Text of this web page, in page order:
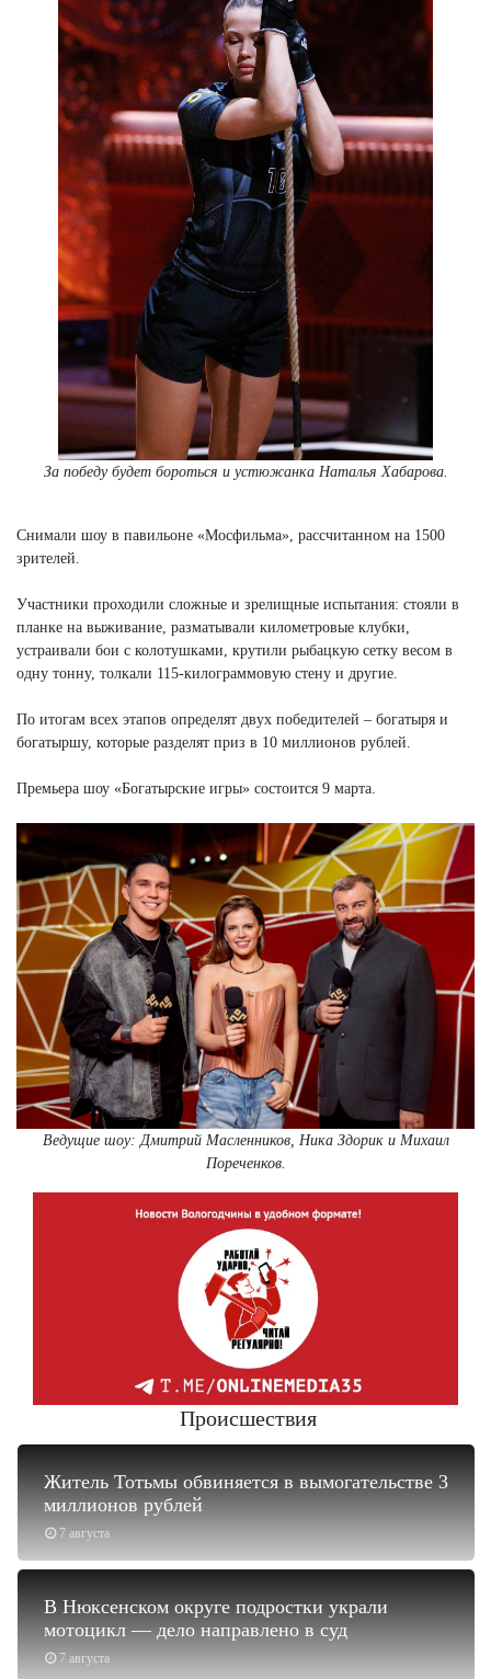
За победу будет бороться и устюжанка Наталья Хабарова.
Снимали шоу в павильоне «Мосфильма», рассчитанном на 1500
зрителей.
Участники проходили сложные и зрелищные испытания: стояли в
планке на выживание, разматывали километровые клубки,
устраивали бои с колотушками, крутили рыбацкую сетку весом в
одну тонну, толкали 115-килограммовую стену и другие.
По итогам всех этапов определят двух победителей – богатыря и
богатыршу, которые разделят приз в 10 миллионов рублей.
Премьера шоу «Богатырские игры» состоится 9 марта.
Ведущие шоу: Дмитрий Масленников, Ника Здорик и Михаил
Пореченков.
Происшествия
7 августа
Житель Тотьмы обвиняется в вымогательстве 3
миллионов рублей
7 августа
В Нюксенском округе подростки украли
мотоцикл — дело направлено в суд